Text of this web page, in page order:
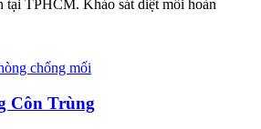
tại TPHCM. Khảo sát diệt mối hoàn
chống mối
Côn Trùng